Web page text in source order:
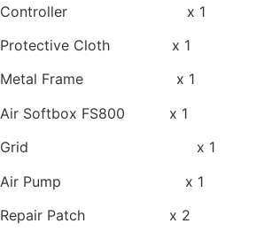
Controller x 1
Protective Cloth x 1
Metal Frame x 1
Air Softbox FS800 x 1
Grid x 1
Air Pump x 1
Repair Patch x 2